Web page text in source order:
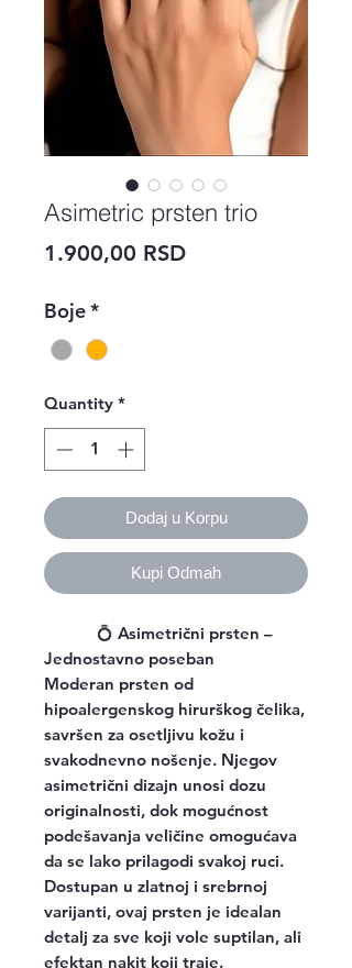
Asimetric prsten trio
1.900,00 RSDPrice
Boje*
Quantity *
Dodaj u Korpu
Kupi Odmah
💍 Asimetrični prsten –
Jednostavno poseban
Moderan prsten od
hipoalergenskog hirurškog čelika,
savršen za osetljivu kožu i
svakodnevno nošenje. Njegov
asimetrični dizajn unosi dozu
originalnosti, dok mogućnost
podešavanja veličine omogućava
da se lako prilagodi svakoj ruci.
Dostupan u zlatnoj i srebrnoj
varijanti, ovaj prsten je idealan
detalj za sve koji vole suptilan, ali
efektan nakit koji traje.